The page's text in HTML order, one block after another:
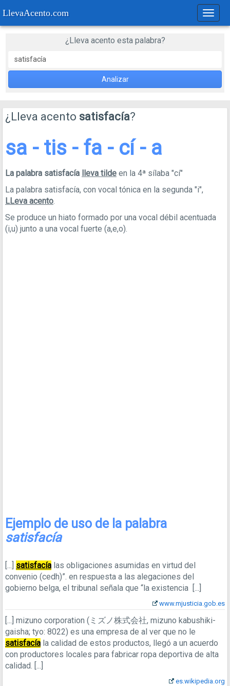
LlevaAcento.com
de
¿Lleva acento esta palabra?
Analizar
¿Lleva acento satisfacía?
sa - tis - fa - cí - a
La palabra satisfacía lleva tilde en la 4ª sílaba "cí"
La palabra satisfacía, con vocal tónica en la segunda "i",
LLeva acento.
Se produce un hiato formado por una vocal débil acentuada
(i,u) junto a una vocal fuerte (a,e,o).
Ejemplo de uso de la palabra
satisfacía
[...] satisfacía las obligaciones asumidas en virtud del
convenio (cedh)”. en respuesta a las alegaciones del
gobierno belga, el tribunal señala que “la existencia [...]
www.mjusticia.gob.es
[...] mizuno corporation (ミズノ株式会社, mizuno kabushiki-
gaisha; tyo: 8022) es una empresa de al ver que no le
satisfacía la calidad de estos productos, llegó a un acuerdo
con productores locales para fabricar ropa deportiva de alta
calidad. [...]
es.wikipedia.org